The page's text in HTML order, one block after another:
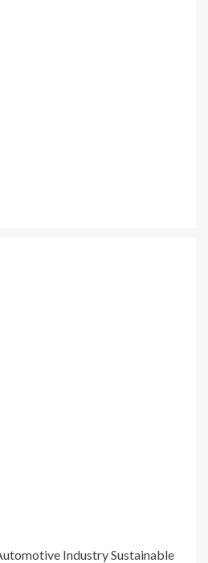
Industry Sustainable